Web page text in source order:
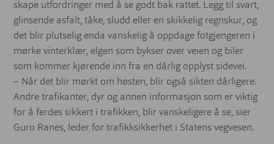
skape utfordringer med å se godt bak rattet. Legg til svart,
glinsende asfalt, tåke, sludd eller en skikkelig regnskur, og
det blir plutselig enda vanskelig å oppdage fotgjengeren i
mørke vinterklær, elgen som bykser over veien og biler
som kommer kjørende inn fra en dårlig opplyst sidevei.
– Når det blir mørkt om høsten, blir også sikten dårligere.
Andre trafikanter, dyr og annen informasjon som er viktig
for å ferdes sikkert i trafikken, blir vanskeligere å se, sier
Guro Ranes, leder for trafikksikkerhet i Statens vegvesen.